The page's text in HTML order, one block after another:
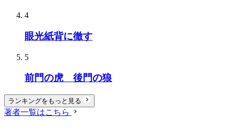
4
眼光紙背に徹す
5
前門の虎 後門の狼
ランキングをもっと見る
著者一覧はこちら